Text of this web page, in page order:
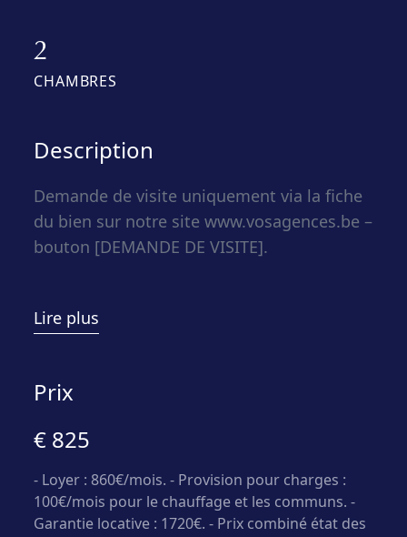
2
CHAMBRES
Description
Demande de visite uniquement via la fiche
du bien sur notre site www.vosagences.be –
bouton [DEMANDE DE VISITE].
Vos Agences Condrogest Dinant vous
propose cet appartement de 86m²
bénéficie d’une très bonne situation dans le
l’hôpital de Mont-Godinne et à l’étage de la
Composition: hall d’entrée, séjour avec
Lire plus
Prix
€ 825
- Loyer : 860€/mois. - Provision pour charges :
100€/mois pour le chauffage et les communs. -
Garantie locative : 1720€. - Prix combiné état des